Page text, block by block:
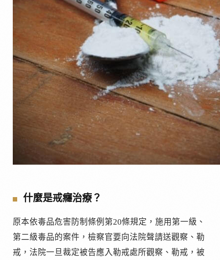
什麼是戒癮治療？
原本依毒品危害防制條例第20條規定，施用第一級、
第二級毒品的案件，檢察官要向法院聲請送觀察、勒
戒，法院一旦裁定被告應入勒戒處所觀察、勒戒，被